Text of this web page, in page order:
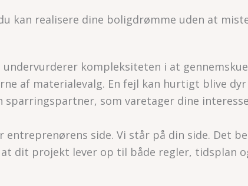
kan realisere dine boligdrømme uden at
kompleksiteten i at
af materialevalg. En fejl kan hurtigt blive
som varetager dine
side. Vi står på din side. Det
dit projekt lever op til både regler, tidsplan